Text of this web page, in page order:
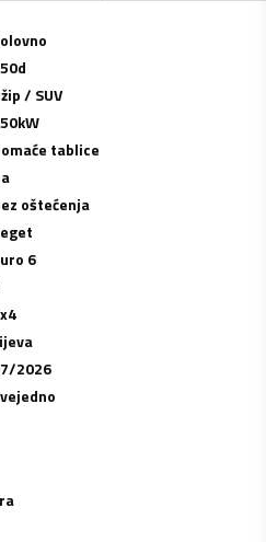
/ SUV
kW
tablice
oštećenja
6
2026